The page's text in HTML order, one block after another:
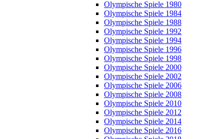
Olympische Spiele 1980
Olympische Spiele 1984
Olympische Spiele 1988
Olympische Spiele 1992
Olympische Spiele 1994
Olympische Spiele 1996
Olympische Spiele 1998
Olympische Spiele 2000
Olympische Spiele 2002
Olympische Spiele 2006
Olympische Spiele 2008
Olympische Spiele 2010
Olympische Spiele 2012
Olympische Spiele 2014
Olympische Spiele 2016